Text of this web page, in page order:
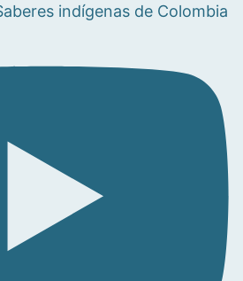
Saberes indígenas de Colombia